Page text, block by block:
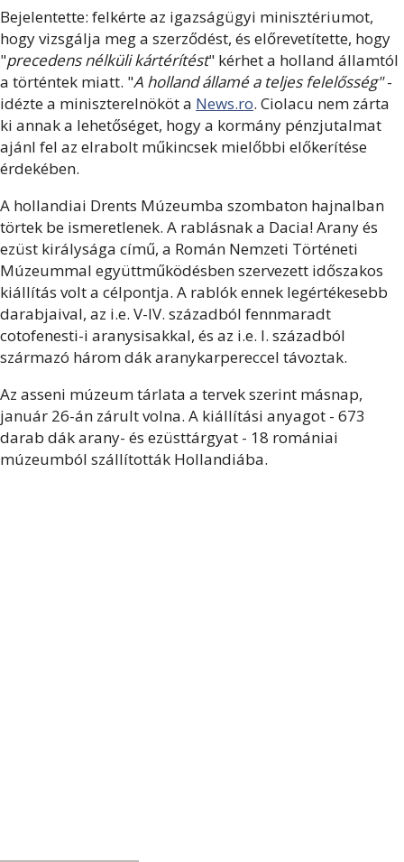
Bejelentette: felkérte az igazságügyi minisztériumot,
hogy vizsgálja meg a szerződést, és előrevetítette, hogy
"precedens nélküli kártérítést" kérhet a holland államtól
a történtek miatt. "A holland államé a teljes felelősség"-
idézte a miniszterelnököt a News.ro. Ciolacu nem zárta
ki annak a lehetőséget, hogy a kormány pénzjutalmat
ajánl fel az elrabolt műkincsek mielőbbi előkerítése
érdekében.
A hollandiai Drents Múzeumba szombaton hajnalban
törtek be ismeretlenek. A rablásnak a Dacia! Arany és
ezüst királysága című, a Román Nemzeti Történeti
Múzeummal együttműködésben szervezett időszakos
kiállítás volt a célpontja. A rablók ennek legértékesebb
darabjaival, az i.e. V-IV. századból fennmaradt
cotofenesti-i aranysisakkal, és az i.e. I. századból
származó három dák aranykarpereccel távoztak.
Az asseni múzeum tárlata a tervek szerint másnap,
január 26-án zárult volna. A kiállítási anyagot - 673
darab dák arany- és ezüsttárgyat - 18 romániai
múzeumból szállították Hollandiába.